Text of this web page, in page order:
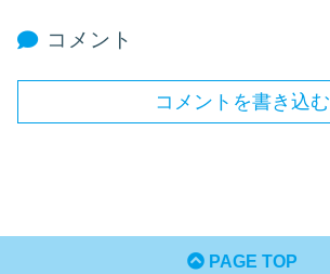
コメント
コメントを書き込む
PAGE TOP